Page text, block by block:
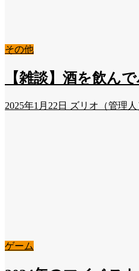
その他
【雑談】酒を飲ん
2025年1月22日 ズリオ（管理人
ゲーム